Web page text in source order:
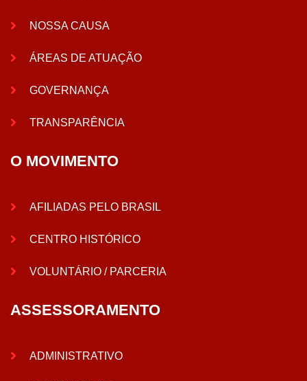
NOSSA CAUSA
ÁREAS DE ATUAÇÃO
GOVERNANÇA
TRANSPARÊNCIA
O MOVIMENTO
AFILIADAS PELO BRASIL
CENTRO HISTÓRICO
VOLUNTÁRIO / PARCERIA
ASSESSORAMENTO
ADMINISTRATIVO